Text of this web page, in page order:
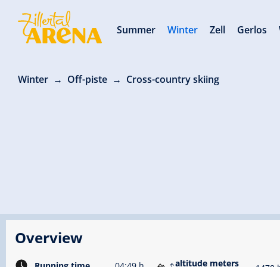
Winter Off-piste Cross-country skiing
Overview
altitude meters
Summer Winter Zell Gerlos